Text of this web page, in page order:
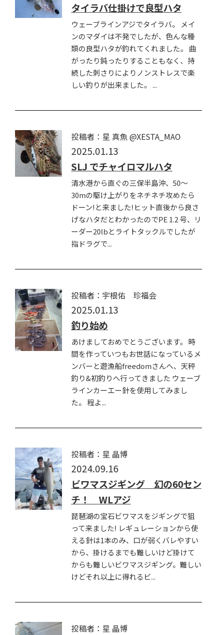
タイラバ仕掛けで良型ハタ
ウェーブラインアジでタイラバ。 メイ
ンのマダイは不発でしたが、色んな種
類の良型ハタが釣れてくれました。 曲
がったり鈍ったりすることもなく、持
続した刺さりによりノンストレスで楽
しい釣りが出来ました。 ...
投稿者：星 真魚 @XESTA_MAO
2025.01.13
SLJ でチャイロマルハタ
清水港から直ぐの三保半島沖、50～
30mの駆け上がりをネチネチ攻めたら
ドーン!と来ました!ヒット直後から良さ
げなハタだとわかったのでPE 1.2 号、リ
ーダー20lbとライトタックルでしたが
指ドラグで...
投稿者：宇根佑 珍福会
2025.01.13
釣り始め
あけましておめでとうございます。 時
間を作っていつもお世話になっているメ
ンバーと遊漁船freedomさんへ、天秤
釣り&初釣りへ行ってきました ウェーブ
ラインカーエー針を使用してみまし
た。 程よ...
投稿者：星 晶博
2024.09.16
ビワマスジギング 幻の60セン
チ！ WLアジ
琵琶湖の宝石ビワマスをジギングで狙
って来ました! レギュレーションから使
える針は1本のみ、口が弱くバレやすい
から、掛けるまでも難しいけど掛けて
からも難しいビワマスジギング。難しい
けどそれ以上に得れるビ...
投稿者：星 晶博